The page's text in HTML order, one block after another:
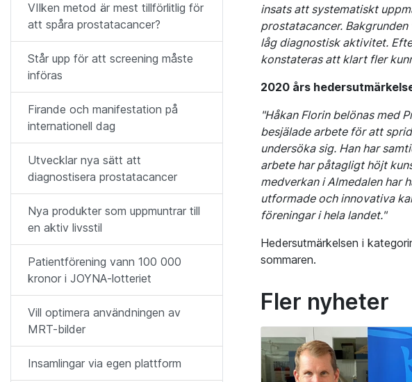
VIlken metod är mest tillförlitlig för
att spåra prostatacancer?
Står upp för att screening måste
införas
Firande och manifestation på
internationell dag
Utvecklar nya sätt att
diagnostisera prostatacancer
Nya produkter som uppmuntrar till
en aktiv livsstil
Patientförening vann 100 000
kronor i JOYNA-lotteriet
Vill optimera användningen av
MRT-bilder
Insamlingar via egen plattform
insats att systematiskt
prostatacancer.
låg diagnostisk aktivitet.
konstateras att klart fler
2020 års
"Håkan Florin belönas med
besjälade arbete för att
undersöka sig. Han har
arbete har påtagligt höjt
medverkan i Almedalen har
utformade och innovativa
föreningar i hela landet."
Hedersutmärkelsen i
sommaren.
Fler nyheter